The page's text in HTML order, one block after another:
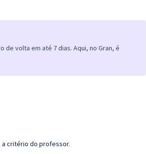
volta em até 7 dias. Aqui, no Gran, é
critério do professor.